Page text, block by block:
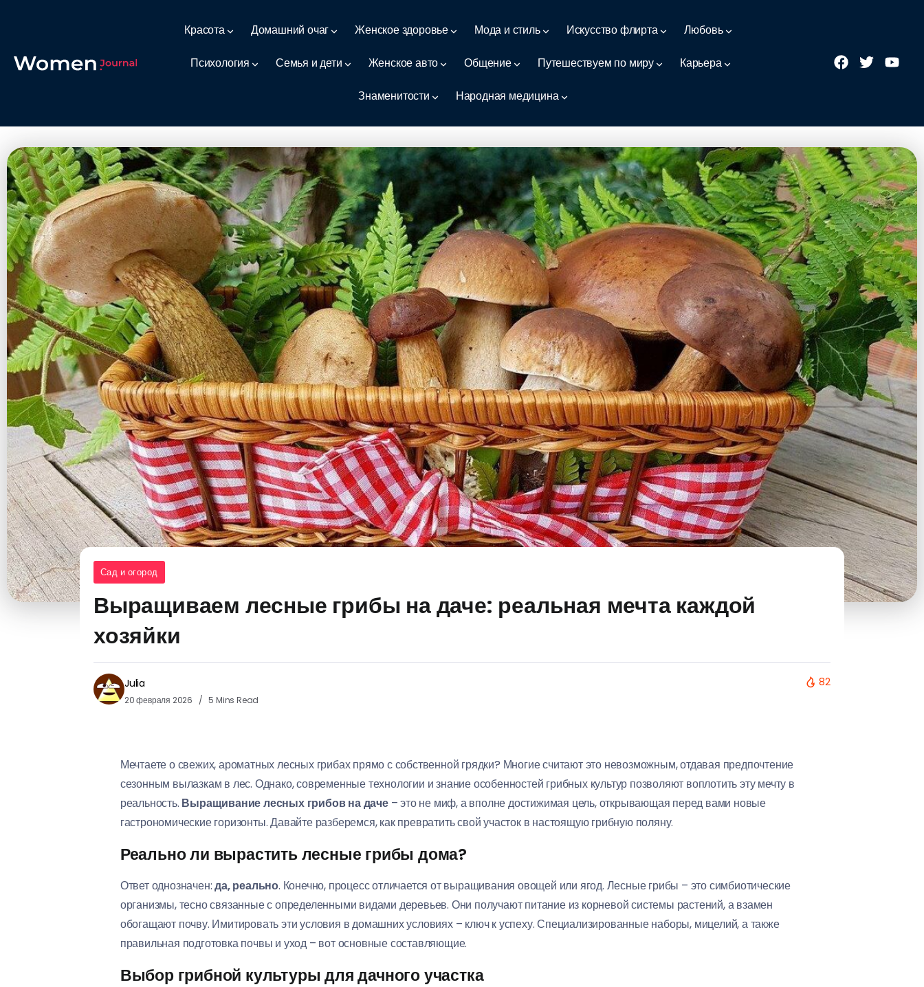
Красота Домашний очаг Женское здоровье Мода и стиль Искусство флирта Любовь
Психология Семья и дети Женское авто Общение Путешествуем по миру Карьера
Знаменитости Народная медицина
Сад и огород
Выращиваем лесные грибы на даче: реальная мечта каждой
хозяйки
Julia
20 февраля 2026 5 Mins Read
82
Мечтаете о свежих, ароматных лесных грибах прямо с собственной грядки? Многие считают это невозможным, отдавая предпочтение
сезонным вылазкам в лес. Однако, современные технологии и знание особенностей грибных культур позволяют воплотить эту мечту в
реальность. Выращивание лесных грибов на даче– это не миф, а вполне достижимая цель, открывающая перед вами новые
гастрономические горизонты. Давайте разберемся, как превратить свой участок в настоящую грибную поляну.
Реально ли вырастить лесные грибы дома?
Ответ однозначен:да, реально. Конечно, процесс отличается от выращивания овощей или ягод. Лесные грибы – это симбиотические
организмы, тесно связанные с определенными видами деревьев. Они получают питание из корневой системы растений, а взамен
обогащают почву. Имитировать эти условия в домашних условиях – ключ к успеху. Специализированные наборы, мицелий, а также
правильная подготовка почвы и уход – вот основные составляющие.
Выбор грибной культуры для дачного участка